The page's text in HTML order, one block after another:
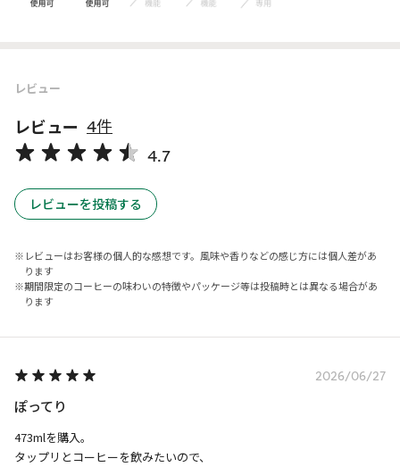
レビュー
レビュー 4件
4.7
レビューを投稿する
レビューはお客様の個人的な感想です。風味や香りなどの感じ方には個人差があ
ります
期間限定のコーヒーの味わいの特徴やパッケージ等は投稿時とは異なる場合があ
ります
2026/06/27
ぽってり
473mlを購入。
タップリとコーヒーを飲みたいので、